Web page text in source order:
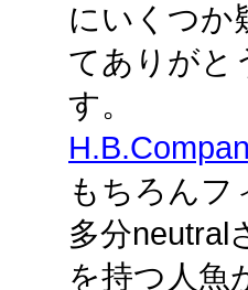
にいくつか
てありがと
す。
もちろんフ
多分neutral
を持つ人魚